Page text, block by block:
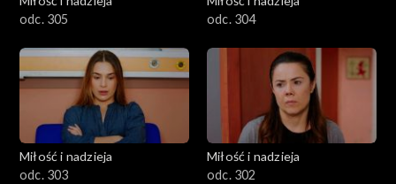
odc. 305
odc. 304
Miłość i nadzieja
odc. 303
Miłość i nadzieja
odc. 302